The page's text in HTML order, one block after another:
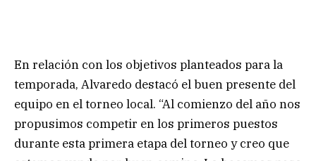
En relación con los objetivos planteados para la
temporada, Alvaredo destacó el buen presente del
equipo en el torneo local. “Al comienzo del año nos
propusimos competir en los primeros puestos
durante esta primera etapa del torneo y creo que